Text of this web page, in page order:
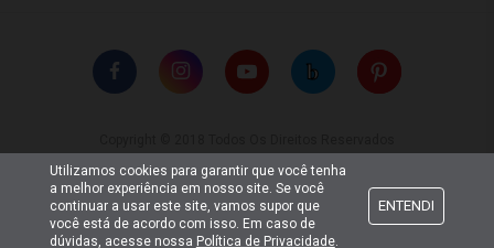
Utilizamos cookies para garantir que você tenha
a melhor experiência em nosso site. Se você
continuar a usar este site, vamos supor que
você está de acordo com isso. Em caso de
dúvidas, acesse nossa Política de Privacidade.
ENTENDI